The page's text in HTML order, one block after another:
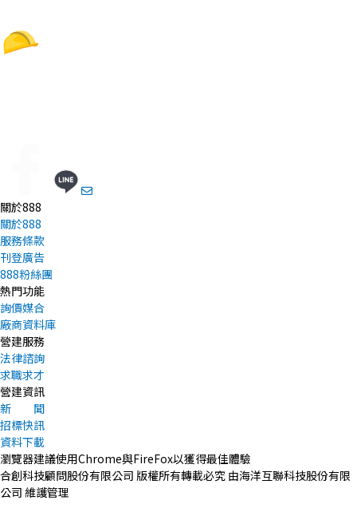
關於888
關於888
服務條款
刊登廣告
888粉絲團
熱門功能
詢價媒合
廠商資料庫
營建服務
法律諮詢
求職求才
營建資訊
新 聞
招標快訊
資料下載
瀏覽器建議使用Chrome與FireFox以獲得最佳體驗
合創科技顧問股份有限公司 版權所有轉載必究 由海洋互聯科技股份有限
公司 維護管理